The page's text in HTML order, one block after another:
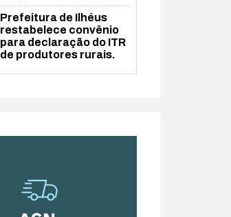
Prefeitura de Ilhéus
restabelece convênio
para declaração do ITR
de produtores rurais.